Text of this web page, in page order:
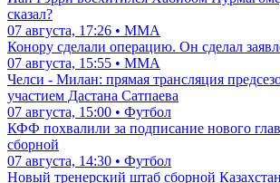
сказал?
07 августа, 17:26 • ММА
Конору сделали операцию. Он сделал
07 августа, 15:55 • ММА
Челси - Милан: прямая трансляция
участием Дастана Сатпаева
07 августа, 15:00 • Футбол
КФФ похвалили за подписание нового
сборной
07 августа, 14:30 • Футбол
Новый тренерский штаб сборной